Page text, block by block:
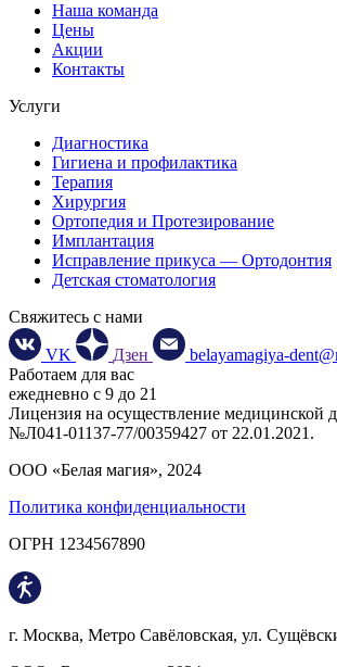
Наша команда
Цены
Акции
Контакты
Услуги
Диагностика
Гигиена и профилактика
Терапия
Хирургия
Ортопедия и Протезирование
Имплантация
Исправление прикуса — Ортодонтия
Детская стоматология
Свяжитесь с нами
VK Дзен
belayamagiya-
Работаем для вас
ежедневно с 9 до 21
Лицензия на осуществление медицинской
№Л041-01137-77/00359427 от 22.01.2021.
ООО «Белая магия», 2024
Политика конфиденциальности
ОГРН 1234567890
г. Москва, Метро Савёловская, ул.